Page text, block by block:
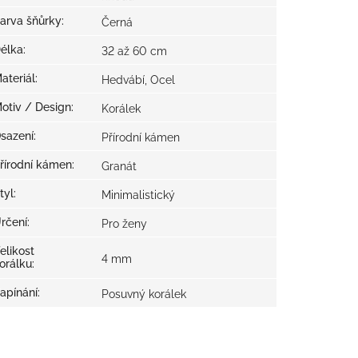
šňůrky: Černá
: 32 až 60 cm
: Hedvábí, Ocel
/ Design: Korálek
: Přírodní kámen
kámen: Granát
: Minimalistický
: Pro ženy
: 4 mm
: Posuvný korálek